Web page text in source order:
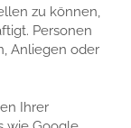
zu können,
Personen
Anliegen oder
Ihrer